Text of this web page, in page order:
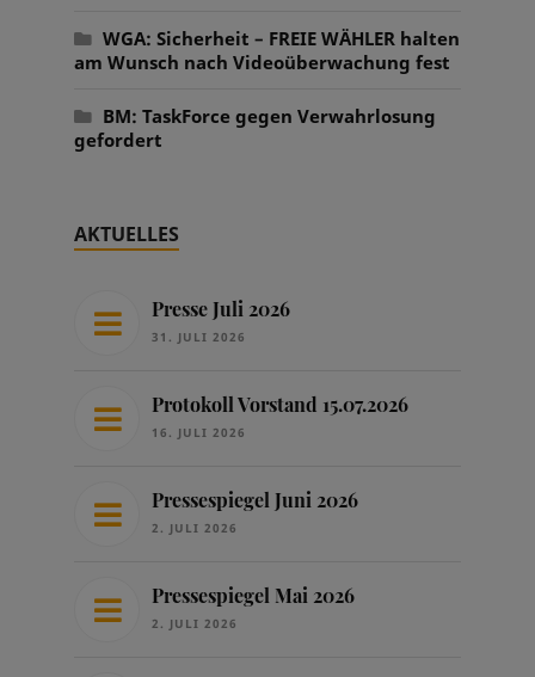
WGA: Sicherheit – FREIE WÄHLER halten
am Wunsch nach Videoüberwachung fest
BM: TaskForce gegen Verwahrlosung
gefordert
AKTUELLES
Presse Juli 2026
31. JULI 2026
Protokoll Vorstand 15.07.2026
16. JULI 2026
Pressespiegel Juni 2026
2. JULI 2026
Pressespiegel Mai 2026
2. JULI 2026